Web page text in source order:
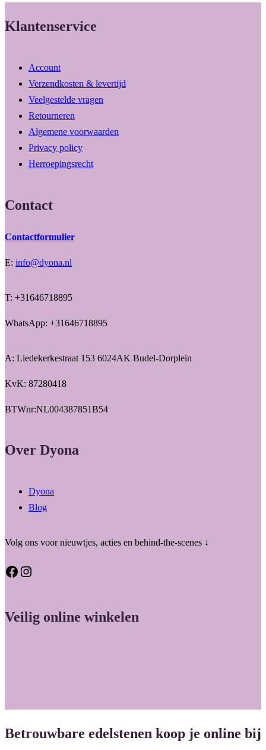
Klantenservice
Account
Verzendkosten & levertijd
Veelgestelde vragen
Retourneren
Algemene voorwaarden
Privacy policy
Herroepingsrecht
Contact
Contactformulier
E: info@dyona.nl
T: +31646718895
WhatsApp: +31646718895
A: Liedekerkestraat 153 6024AK Budel-Dorplein
KvK: 87280418
BTWnr:NL004387851B54
Over Dyona
Dyona
Blog
Volg ons voor nieuwtjes, acties en behind-the-scenes ↓
Facebook Instagram
Veilig online winkelen
Betrouwbare edelstenen koop je online bij